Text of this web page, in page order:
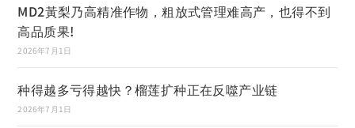
MD2黃梨乃高精准作物，粗放式管理难高产，也得不到
高品质果!
2026年7月1日
种得越多亏得越快？榴莲扩种正在反噬产业链
2026年7月1日